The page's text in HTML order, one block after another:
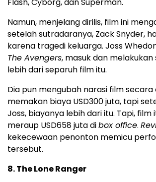
Namun, menjelang dirilis, film ini
setelah sutradaranya, Zack Snyder,
karena tragedi keluarga. Joss
The Avengers, masuk dan melakukan
lebih dari separuh film itu.
Dia pun mengubah narasi film secara
memakan biaya USD300 juta, tapi
Joss, biayanya lebih dari itu. Tapi, film
meraup USD658 juta dibox office.
kekecewaan penonton memicu
tersebut.
8. The Lone Ranger